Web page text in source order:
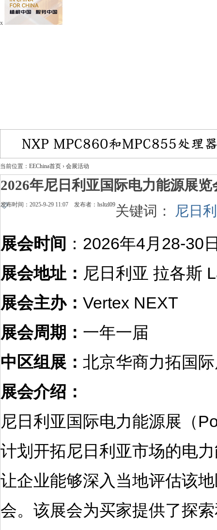
x
当前位置： EEChina首页 › 会展活动
2026年尼日利亚国际电力能源展览
发布时间：2025-9-29 11:07 发布者： hsltzl09关键词： 尼日
展会时间 ：2026年4月28-30
展会地址： 尼日利亚 拉各斯
展会主办： Vertex NEXT
展会周期： 一年一届
中区组展： 北京华商力拓国
展会介绍：
尼日利亚国际电力能源展（
计划开拓尼日利亚市场的电
让企业能够深入当地评估该
会。该展会为买家提供了探